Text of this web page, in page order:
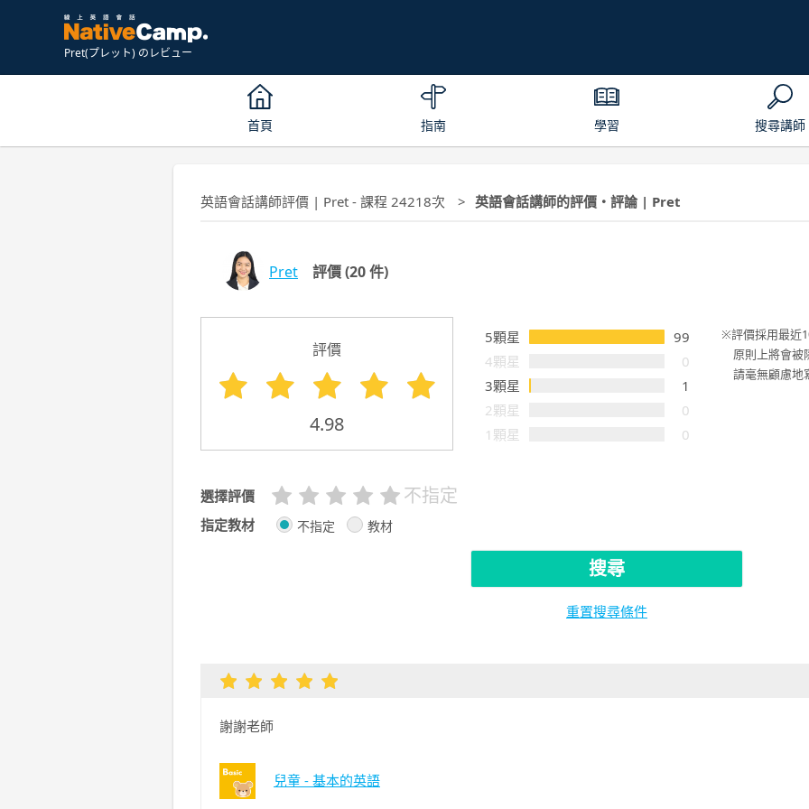
Pret(プレット) のレビュー
首頁 指南 學習 搜尋講師
英語會話講師評價 | Pret - 課程 24218次 英語會話講師的評價・評論 | Pret
Pret 評價(20 件)
評價
4.98
5顆星
99
4顆星
0
3顆星
1
2顆星
0
1顆星
0
評價採用最近
原則上將會被
請毫無顧慮地
選擇評價 不指定
指定教材 不指定 教材
搜尋
重置搜尋條件
謝謝老師
兒童 - 基本的英語